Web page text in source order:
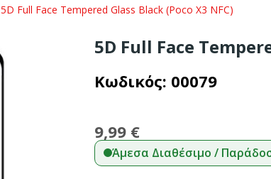
5D Full Face Tempered Glass Black (Poco X3 NFC)
5D Full Face
Κωδικός: 00079
9,99 €
Άμεσα Διαθέσιμο /